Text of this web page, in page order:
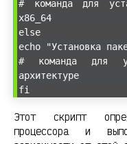
# команда для
x86_64
else
echo "Установка
# команда для
архитектуре
fi
Этот скрипт
процессора и